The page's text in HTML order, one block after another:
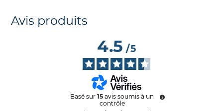
Avis produits
4.5/5
Basé sur 15 avis soumis à un
contrôle